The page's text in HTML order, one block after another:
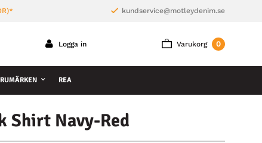
kundservice@motleydenim.se
Varukorg 0
Logga in
REA
Shirt Navy-Red